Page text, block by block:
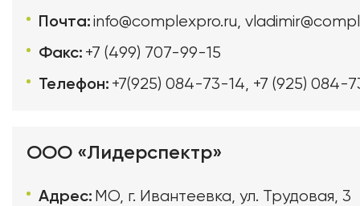
Почта:info@complexpro.ru,
Факс: +7 (499) 707-99-15
Телефон: +7(925) 084-73-14, +7 (925) 084-
ООО «Лидерспектр»
Адрес: МО, г. Ивантеевка, ул. Трудовая, 3